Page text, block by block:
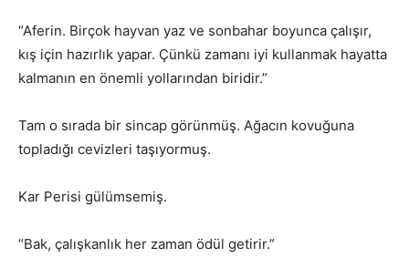
“Aferin. Birçok hayvan yaz ve sonbahar boyunca çalışır,
kış için hazırlık yapar. Çünkü zamanı iyi kullanmak hayatta
kalmanın en önemli yollarından biridir.”
Tam o sırada bir sincap görünmüş. Ağacın kovuğuna
topladığı cevizleri taşıyormuş.
Kar Perisi gülümsemiş.
“Bak, çalışkanlık her zaman ödül getirir.”